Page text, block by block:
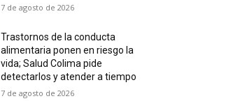
7 de agosto de 2026
Trastornos de la conducta
alimentaria ponen en riesgo la
vida; Salud Colima pide
detectarlos y atender a tiempo
7 de agosto de 2026